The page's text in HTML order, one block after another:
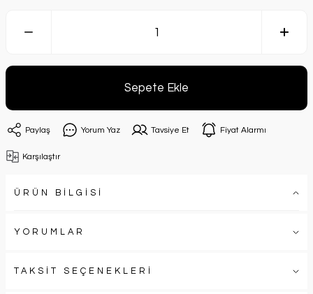
Sepete Ekle
Paylaş Yorum Yaz Tavsiye Et Fiyat Alarmı
Karşılaştır
ÜRÜN BİLGİSİ
YORUMLAR
TAKSİT SEÇENEKLERİ